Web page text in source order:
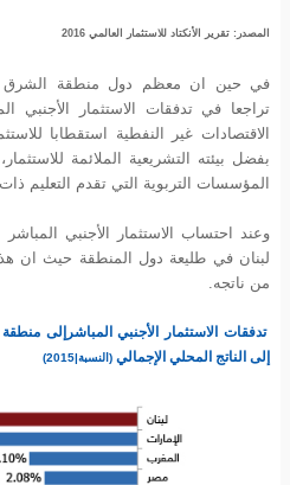
المصدر: تقرير الأنكتاد للاستثمار العالمي 2016
في حين ان معظم دول منطقة الشرق
تراجعا في تدفقات الاستثمار الأجنبي
الاقتصادات غير النفطية استقطابا
بفضل بيئته التشريعية الملائمة
المؤسسات التربوية التي تقدم التعليم ذات
وعند احتساب الاستثمار الأجنبي المباشر
من ناتجه.
تدفقات الاستثمار الأجنبي المباشرإلى
إلى الناتج المحلي الإجمالي (النسبة|2015)